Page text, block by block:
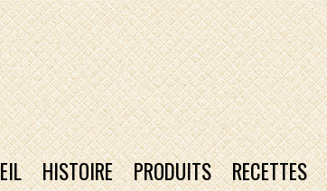
HISTOIRE PRODUITS RECETTES